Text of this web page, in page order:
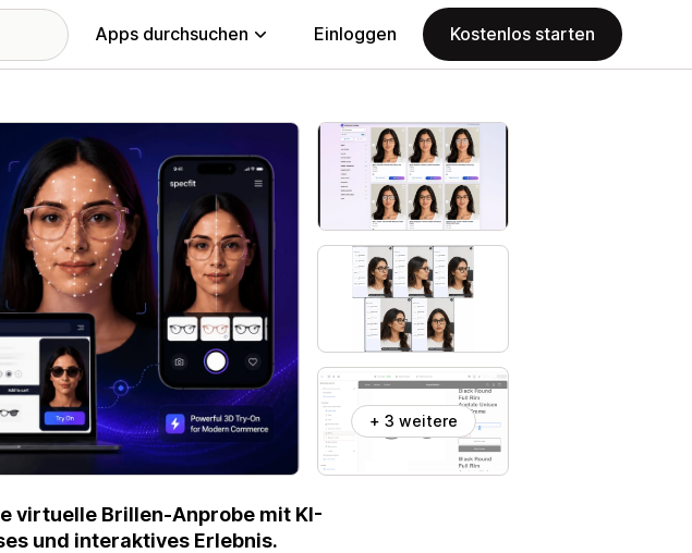
Apps durchsuchen Einloggen Kostenlos starten
+ 3 weitere
virtuelle Brillen-Anprobe mit KI-
und interaktives Erlebnis.